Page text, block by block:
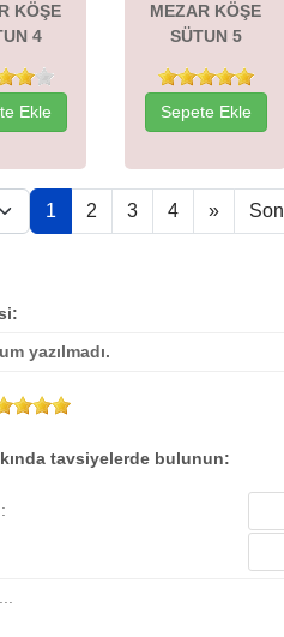
KÖŞE
4
Ekle
MEZAR KÖŞE
SÜTUN 5
Sepete Ekle
1 2 3 4 » Son
yazılmadı.
tavsiyelerde bulunun: